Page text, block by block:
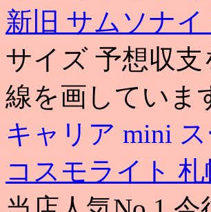
新旧 サムソナ
サイズ 予想収
線を画していま
キャリア mini
コスモライト 札